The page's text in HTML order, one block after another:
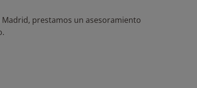
Madrid, prestamos un asesoramiento